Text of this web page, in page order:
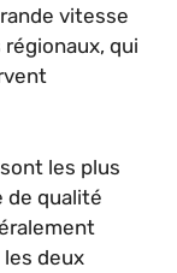
vitesse
qui
les plus
de qualité
deux